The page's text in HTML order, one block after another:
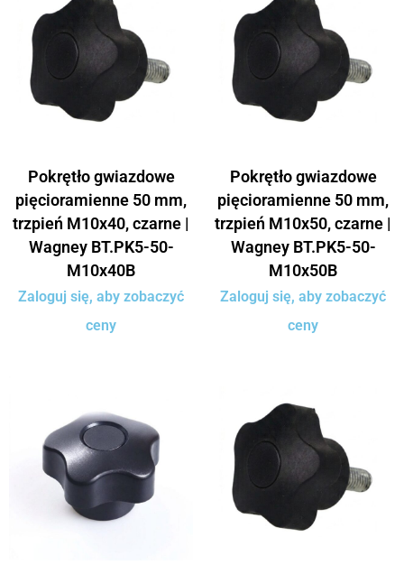
Pokrętło gwiazdowe
pięcioramienne 50 mm,
trzpień M10x40, czarne |
Wagney BT.PK5-50-
M10x40B
Zaloguj się, aby zobaczyć
ceny
Pokrętło gwiazdowe
pięcioramienne 50 mm,
trzpień M10x50, czarne |
Wagney BT.PK5-50-
M10x50B
Zaloguj się, aby zobaczyć
ceny